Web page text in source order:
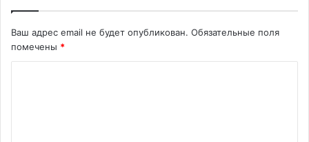
Ваш адрес email не будет опубликован. Обязательные поля
помечены *